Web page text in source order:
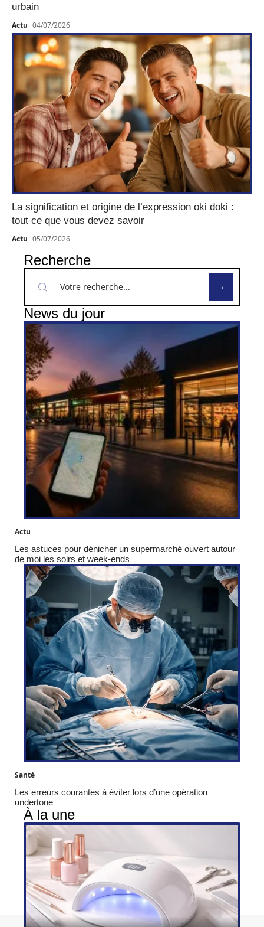
urbain
Actu 04/07/2026
La signification et origine de l’expression oki doki :
tout ce que vous devez savoir
Actu 05/07/2026
Recherche
News du jour
Actu
Les astuces pour dénicher un supermarché ouvert autour
de moi les soirs et week-ends
Santé
Les erreurs courantes à éviter lors d’une opération
undertone
À la une